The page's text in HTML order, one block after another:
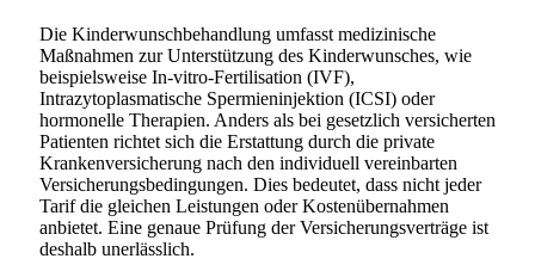
Die Kinderwunschbehandlung umfasst medizinische
Maßnahmen zur Unterstützung des Kinderwunsches, wie
beispielsweise In-vitro-Fertilisation (IVF),
Intrazytoplasmatische Spermieninjektion (ICSI) oder
hormonelle Therapien. Anders als bei gesetzlich versicherten
Patienten richtet sich die Erstattung durch die private
Krankenversicherung nach den individuell vereinbarten
Versicherungsbedingungen. Dies bedeutet, dass nicht jeder
Tarif die gleichen Leistungen oder Kostenübernahmen
anbietet. Eine genaue Prüfung der Versicherungsverträge ist
deshalb unerlässlich.